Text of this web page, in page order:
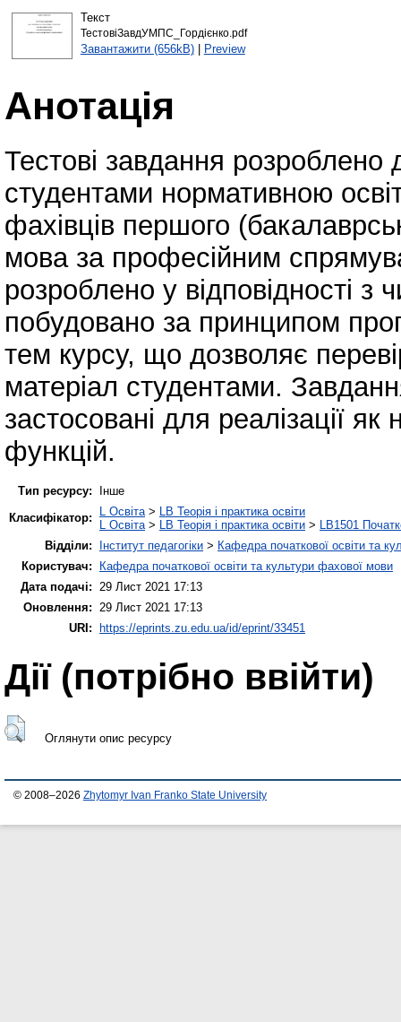
Текст
ТестовіЗавдУМПС_Гордієнко.pdf
Завантажити (656kB)| Preview
Анотація
Тестові завдання
студентами нормативною
фахівців першого
мова за професійним
розроблено у відповідності
побудовано за принципом
тем курсу, що дозволяє
матеріал студентами.
застосовані для реалізації
функцій.
Тип ресурсу:
Інше
Класифікатор:
L Освіта > LB Теорія і практика освіти
L Освіта > LB Теорія і практика освіти > LB1501
Відділи:
Інститут педагогіки > Кафедра початкової освіти та
Користувач:
Кафедра початкової освіти та культури фахової мови
Дата подачі:
29 Лист 2021 17:13
Оновлення:
29 Лист 2021 17:13
URI: https://eprints.zu.edu.ua/id/eprint/33451
Дії ​​(потрібно ввійти)
Оглянути опис ресурсу
© 2008–2026 Zhytomyr Ivan Franko State University